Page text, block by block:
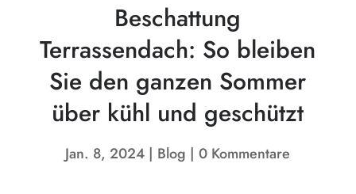
Beschattung
Terrassendach: So bleiben
Sie den ganzen Sommer
über kühl und geschützt
Jan. 8, 2024 Blog 0 Kommentare